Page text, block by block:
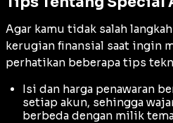
Agar kamu tidak salah
kerugian finansial saat ingin
perhatikan beberapa tips
Isi dan harga penawaran
setiap akun, sehingga
berbeda dengan milik